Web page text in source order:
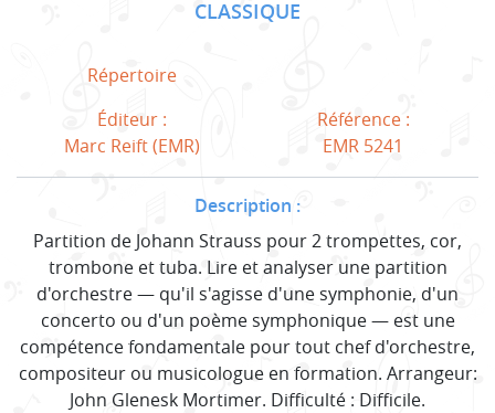
CLASSIQUE
Répertoire
Éditeur :
Marc Reift (EMR)
Référence :
EMR 5241
Description :
Partition de Johann Strauss pour 2 trompettes, cor,
trombone et tuba. Lire et analyser une partition
d'orchestre — qu'il s'agisse d'une symphonie, d'un
concerto ou d'un poème symphonique — est une
compétence fondamentale pour tout chef d'orchestre,
compositeur ou musicologue en formation. Arrangeur:
John Glenesk Mortimer. Difficulté : Difficile.